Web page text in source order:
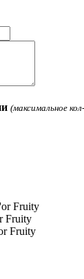
(максимальное